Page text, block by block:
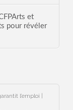
et
pour révéler
l’emploi |